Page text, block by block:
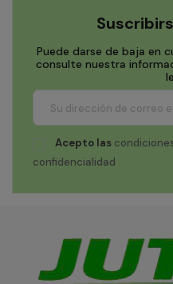
Puede darse de baja en
consulte nuestra
Acepto las
confidencialidad